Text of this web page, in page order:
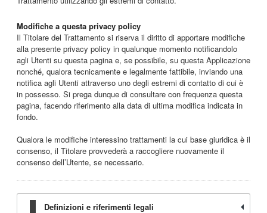
Modifiche a questa privacy policy
Il Titolare del Trattamento si riserva il diritto di apportare modifiche
alla presente privacy policy in qualunque momento notificandolo
agli Utenti su questa pagina e, se possibile, su questa Applicazione
nonché, qualora tecnicamente e legalmente fattibile, inviando una
notifica agli Utenti attraverso uno degli estremi di contatto di cui è
in possesso. Si prega dunque di consultare con frequenza questa
pagina, facendo riferimento alla data di ultima modifica indicata in
fondo.
Qualora le modifiche interessino trattamenti la cui base giuridica è il
consenso, il Titolare provvederà a raccogliere nuovamente il
consenso dell’Utente, se necessario.
Definizioni e riferimenti legali